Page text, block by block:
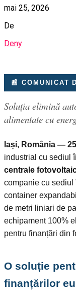
mai 25, 2026
De
Deny
📰 COMUNICAT
Soluția elimină
alimentate cu
Iași, România —
industrial cu sediul
centrale
companie cu
container
de metri liniari de
echipament 100%
pentru finanțări din
O soluție
finanțărilor